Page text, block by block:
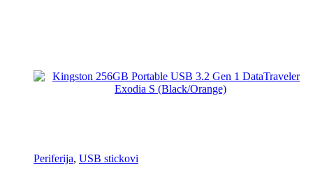
Periferija, USB stickovi